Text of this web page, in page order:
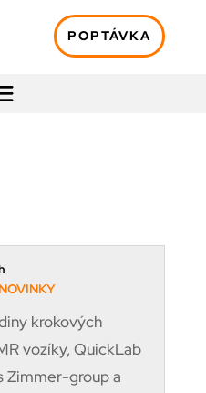
POPTÁVKA
NOVINKY
krokových
vozíky, QuickLab
Zimmer-group a